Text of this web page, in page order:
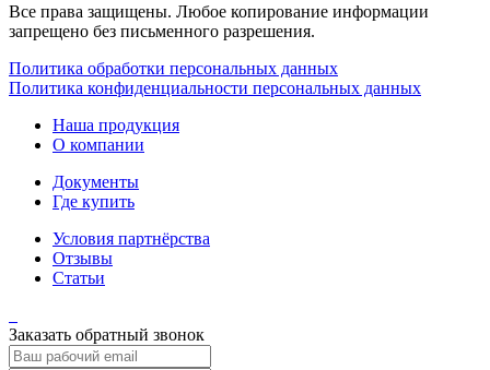
Все права защищены. Любое копирование информации
запрещено без письменного разрешения.
Политика обработки персональных данных
Политика конфиденциальности персональных данных
Наша продукция
О компании
Документы
Где купить
Условия партнёрства
Отзывы
Статьи
Заказать обратный звонок